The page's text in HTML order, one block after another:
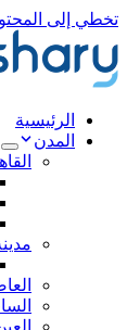
تخطي إلى
الرئيسية
المدن
مدينة 6